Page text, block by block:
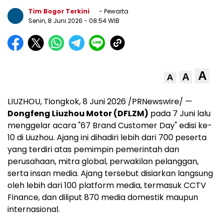
Tim Bogor Terkini
- Pewarta
Senin, 8 Juni 2026 - 08:54 WIB
A A A
LIUZHOU, Tiongkok, 8 Juni 2026 /PRNewswire/ —
Dongfeng Liuzhou Motor (DFLZM) pada 7 Juni lalu
menggelar acara "67 Brand Customer Day" edisi ke-
10 di Liuzhou. Ajang ini dihadiri lebih dari 700 peserta
yang terdiri atas pemimpin pemerintah dan
perusahaan, mitra global, perwakilan pelanggan,
serta insan media. Ajang tersebut disiarkan langsung
oleh lebih dari 100 platform media, termasuk CCTV
Finance, dan diliput 870 media domestik maupun
internasional.